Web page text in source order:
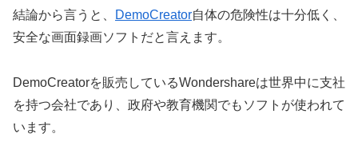
結論から言うと、 DemoCreator自体の危険性は十分低く、
安全な画面録画ソフトだと言えます。
DemoCreatorを販売しているWondershareは世界中に支社
を持つ会社であり、政府や教育機関でもソフトが使われて
います。